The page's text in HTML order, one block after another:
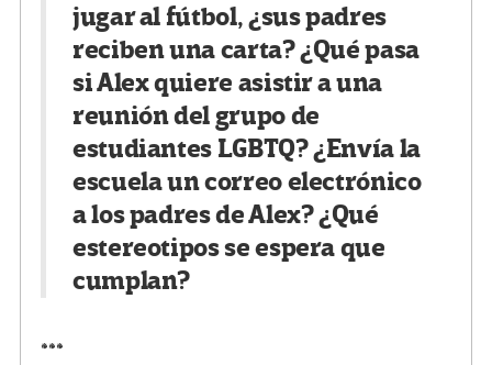
jugar al fútbol, ​​¿sus padres
reciben una carta? ¿Qué pasa
si Alex quiere asistir a una
reunión del grupo de
estudiantes LGBTQ? ¿Envía la
escuela un correo electrónico
a los padres de Alex? ¿Qué
estereotipos se espera que
cumplan?
***